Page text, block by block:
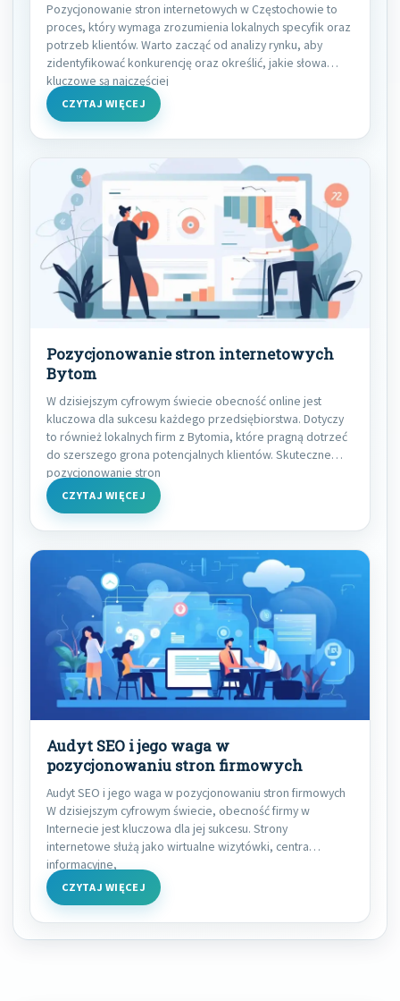
Pozycjonowanie stron internetowych w Częstochowie to
proces, który wymaga zrozumienia lokalnych specyfik oraz
potrzeb klientów. Warto zacząć od analizy rynku, aby
zidentyfikować konkurencję oraz określić, jakie słowa
kluczowe są najczęściej
CZYTAJ WIĘCEJ
Pozycjonowanie stron internetowych
Bytom
W dzisiejszym cyfrowym świecie obecność online jest
kluczowa dla sukcesu każdego przedsiębiorstwa. Dotyczy
to również lokalnych firm z Bytomia, które pragną dotrzeć
do szerszego grona potencjalnych klientów. Skuteczne
pozycjonowanie stron
CZYTAJ WIĘCEJ
Audyt SEO i jego waga w
pozycjonowaniu stron firmowych
Audyt SEO i jego waga w pozycjonowaniu stron firmowych
W dzisiejszym cyfrowym świecie, obecność firmy w
Internecie jest kluczowa dla jej sukcesu. Strony
internetowe służą jako wirtualne wizytówki, centra
informacyjne,
CZYTAJ WIĘCEJ